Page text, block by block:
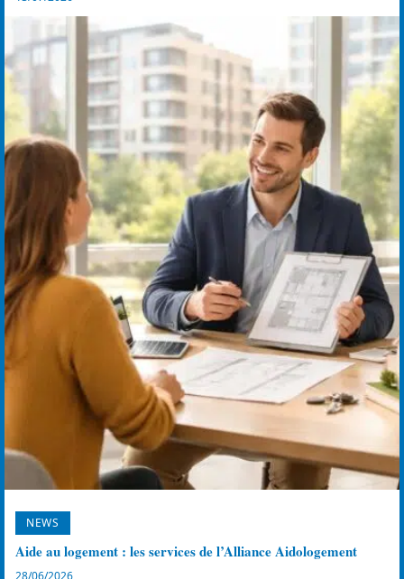
NEWS
Aide au logement : les services de l’Alliance Aidologement